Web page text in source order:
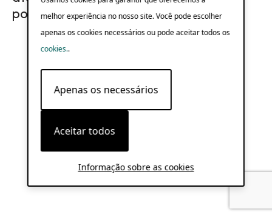
por um tempo. Voltaremos em breve!
melhor experiência no nosso site. Você pode escolher
apenas os cookies necessários ou pode aceitar todos os
cookies..
Apenas os necessários
Aceitar todos
Informação sobre as cookies